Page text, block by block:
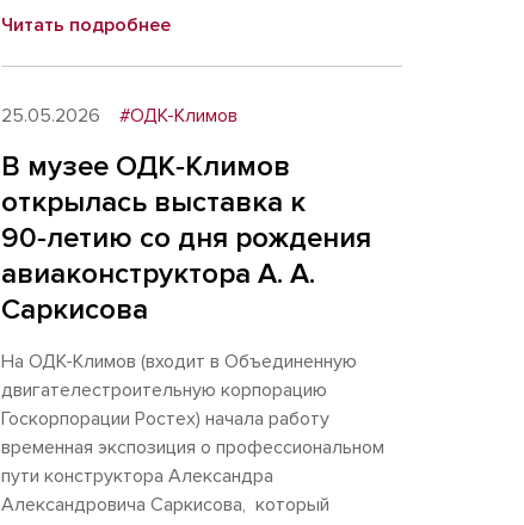
Читать подробнее
25.05.2026 #ОДК-Климов
В музее ОДК‑Климов
открылась выставка к
90‑летию со дня рождения
авиаконструктора А. А.
Саркисова
На ОДК-Климов (входит в Объединенную
двигателестроительную корпорацию
Госкорпорации Ростех) начала работу
временная экспозиция о профессиональном
пути конструктора Александра
Александровича Саркисова, который